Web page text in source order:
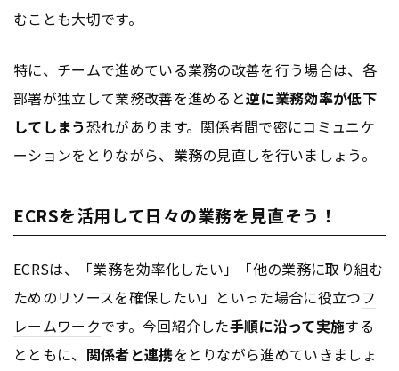
むことも大切です。
特に、チームで進めている業務の改善を行う場合は、各
部署が独立して業務改善を進めると逆に業務効率が低下
してしまう恐れがあります。関係者間で密にコミュニケ
ーションをとりながら、業務の見直しを行いましょう。
ECRSを活用して日々の業務を見直そう！
ECRSは、「業務を効率化したい」「他の業務に取り組む
ためのリソースを確保したい」といった場合に役立つフ
レームワークです。今回紹介した手順に沿って実施する
とともに、 関係者と連携をとりながら進めていきましょ